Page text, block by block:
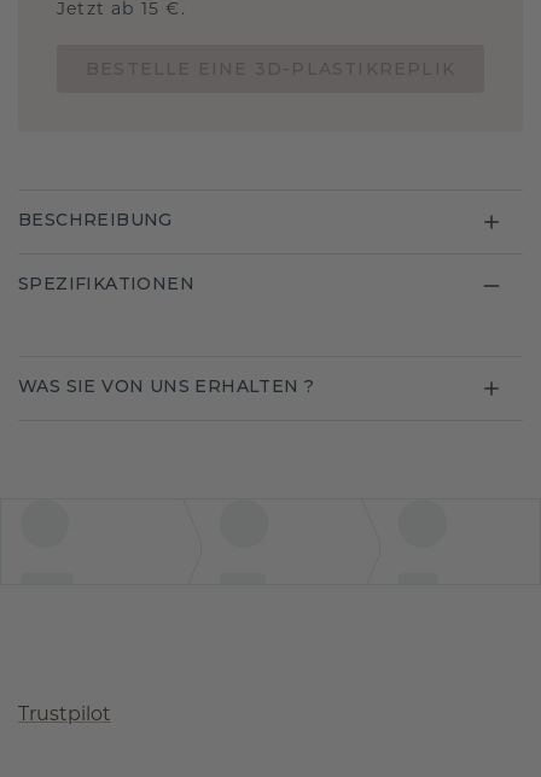
Jetzt ab 15 €.
BESCHREIBUNG
SPEZIFIKATIONEN
WAS SIE VON UNS ERHALTEN ?
Trustpilot